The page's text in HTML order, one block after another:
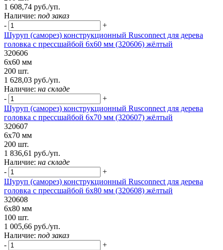
1 608,74 руб./уп.
Наличие: под заказ
-
+
Шуруп (саморез) конструкционный Rusconnect для дерева
головка с прессшайбой 6х60 мм (320606) жёлтый
320606
6х60 мм
200 шт.
1 628,03 руб./уп.
Наличие: на складе
-
+
Шуруп (саморез) конструкционный Rusconnect для дерева
головка с прессшайбой 6х70 мм (320607) жёлтый
320607
6х70 мм
200 шт.
1 836,61 руб./уп.
Наличие: на складе
-
+
Шуруп (саморез) конструкционный Rusconnect для дерева
головка с прессшайбой 6х80 мм (320608) жёлтый
320608
6х80 мм
100 шт.
1 005,66 руб./уп.
Наличие: под заказ
-
+